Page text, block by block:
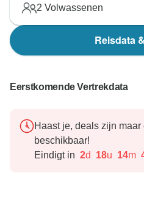
2 Volwassenen
Reisdata
Eerstkomende Vertrekdata
Haast je, deals zijn maar
beschikbaar!
Eindigt in 2d 18u 14m